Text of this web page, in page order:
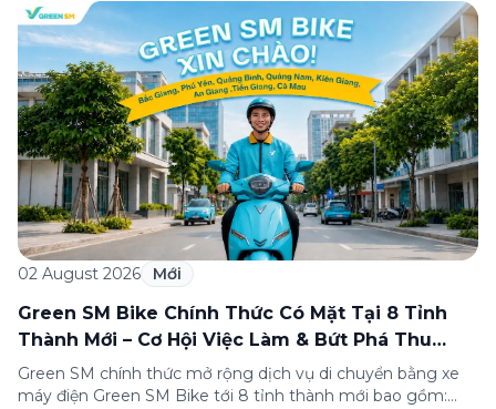
03/08/2026, Green SM gửi tới Bác Tài Xanh hướng dẫn
phân luồng di chuyển quan trọng như sau: ✈️ NHÀ GA T2
(QUỐC TẾ) ✅ ĐÓN KHÁCH – Hành khách sử dụng ứng
dụng […]
02 August 2026 Mới
Green SM Bike Chính Thức Có Mặt Tại 8 Tỉnh
Thành Mới – Cơ Hội Việc Làm & Bứt Phá Thu
Nhập Dành Cho Bạn!
Green SM chính thức mở rộng dịch vụ di chuyển bằng xe
máy điện Green SM Bike tới 8 tỉnh thành mới bao gồm: